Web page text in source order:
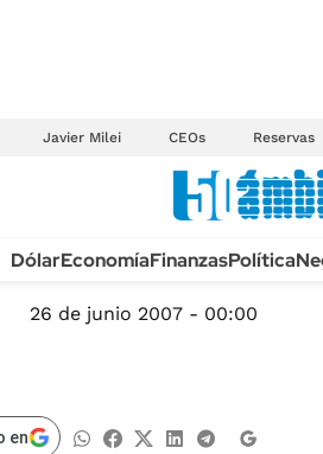
Javier Milei CEOs Reservas
TECNOLOGÍA
MÉXICO
INFORMACIÓN GENERAL
DólarEconomíaFinanzasPolítica
26 de junio 2007 - 00:00
en